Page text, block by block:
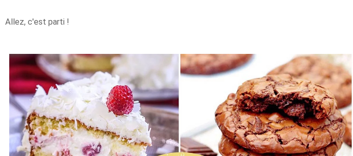
Allez, c'est parti !